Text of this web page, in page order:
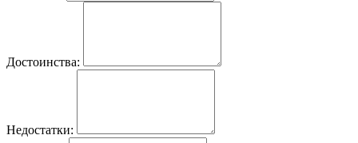
Достоинства:
Недостатки: